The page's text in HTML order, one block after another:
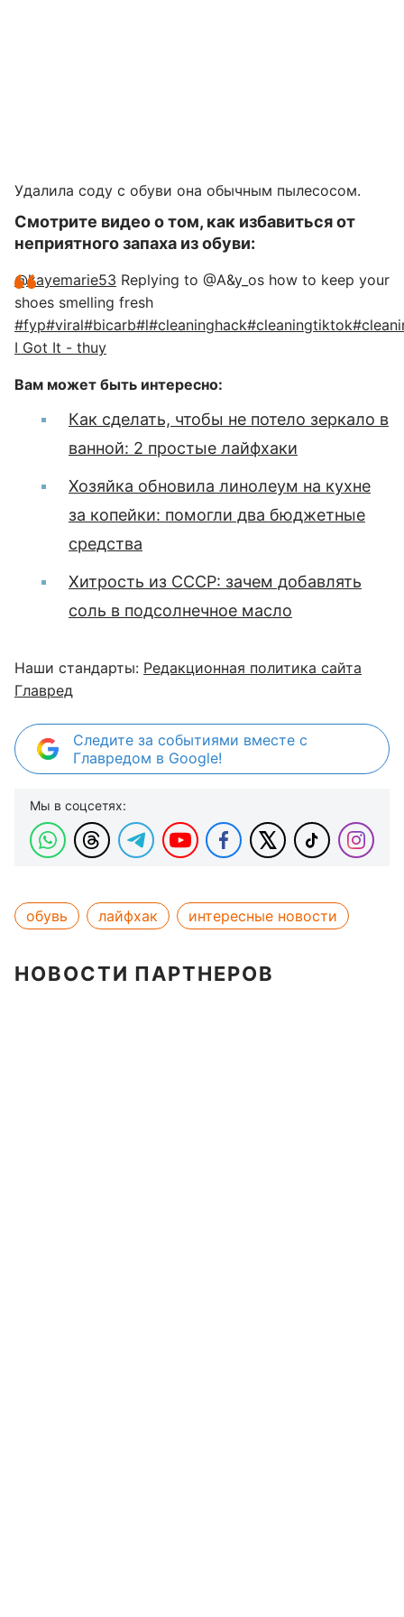
Удалила соду с обуви она обычным пылесосом.
Смотрите видео о том, как избавиться от
неприятного запаха из обуви:
@kayemarie53 Replying to @A&y_os how to keep your
shoes smelling fresh
#fyp#viral#bicarb#l#cleaninghack#cleaningtiktok
I Got It - thuy
Вам может быть интересно:
Как сделать, чтобы не потело зеркало в
ванной: 2 простые лайфхаки
Хозяйка обновила линолеум на кухне
за копейки: помогли два бюджетные
средства
Хитрость из СССР: зачем добавлять
соль в подсолнечное масло
Наши стандарты: Редакционная политика сайта
Главред
Следите за событиями вместе с
Главредом в Google!
Мы в соцсетях:
обувь лайфхак интересные новости
НОВОСТИ ПАРТНЕРОВ